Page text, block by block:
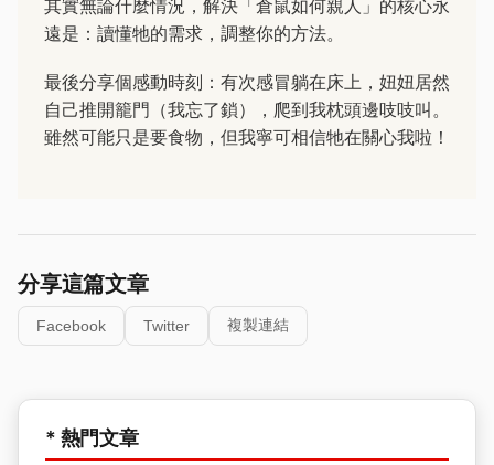
其實無論什麼情況，解決「倉鼠如何親人」的核心永
遠是：讀懂牠的需求，調整你的方法。
最後分享個感動時刻：有次感冒躺在床上，妞妞居然
自己推開籠門（我忘了鎖），爬到我枕頭邊吱吱叫。
雖然可能只是要食物，但我寧可相信牠在關心我啦！
分享這篇文章
Facebook Twitter 複製連結
* 熱門文章